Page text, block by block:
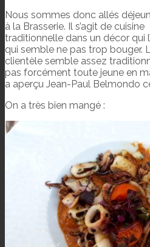
Nous sommes donc allés
à la Brasserie. Il s’agit de cuisine
traditionnelle dans un décor qui
qui semble ne pas trop bouger.
clientèle semble assez
pas forcément toute jeune en
a aperçu Jean-Paul Belmondo
On a très bien mangé :